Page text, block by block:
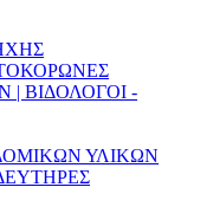
| ΒΙΔΟΛΟΓΟΙ -
ΥΛΙΚΩΝ